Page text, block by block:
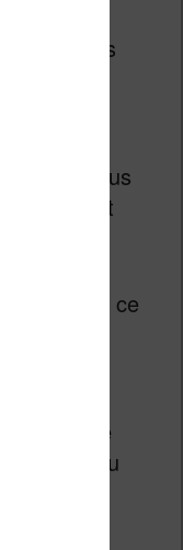
situé à
très
eu la
USB-C plus
et
stockage ce
des
(IPX8), ce
à l’eau
de